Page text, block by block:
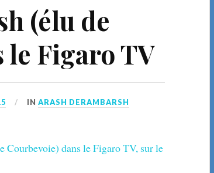
(élu de
le Figaro TV
INARASH DERAMBARSH
dans le Figaro TV, sur le